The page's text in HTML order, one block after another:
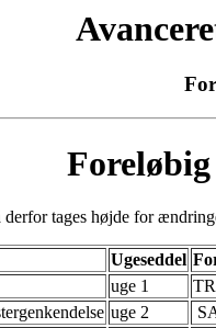
tages højde for
Ugeseddel
uge 1
TR
uge 2